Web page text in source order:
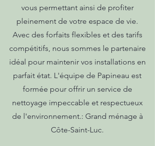
vous permettant ainsi de profiter
pleinement de votre espace de vie.
Avec des forfaits flexibles et des tarifs
compétitifs, nous sommes le partenaire
idéal pour maintenir vos installations en
parfait état. L'équipe de Papineau est
formée pour offrir un service de
nettoyage impeccable et respectueux
de l'environnement.: Grand ménage à
Côte-Saint-Luc.